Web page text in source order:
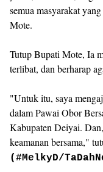
semua masyarakat
Mote.
Tutup Bupati Mote, Ia
terlibat, dan berharap
"Untuk itu, saya
dalam Pawai Obor
Kabupaten Deiyai.
keamanan bersama,"
(#MelkyD/